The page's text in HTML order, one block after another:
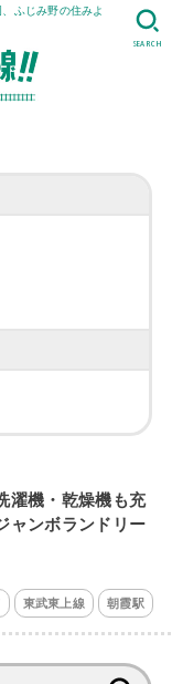
ふじみ野の住みよ
SEARCH
濯機・乾燥機も充
ャンボランドリー
東武東上線 朝霞駅